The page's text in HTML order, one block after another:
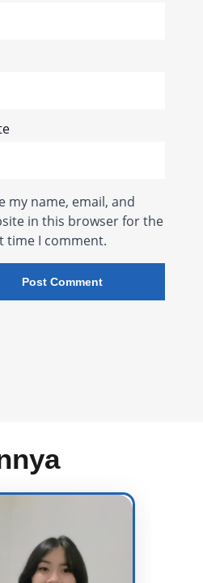
my name, email, and
in this browser for the
time I comment.